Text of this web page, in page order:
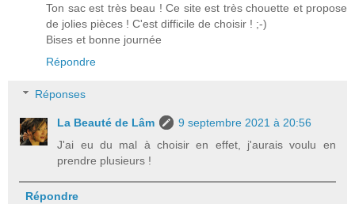
Ton sac est très beau ! Ce site est très chouette et propose
de jolies pièces ! C'est difficile de choisir ! ;-)
Bises et bonne journée
Répondre
Réponses
La Beauté de Lâm
9 septembre 2021 à 20:56
J'ai eu du mal à choisir en effet, j'aurais voulu en
prendre plusieurs !
Répondre